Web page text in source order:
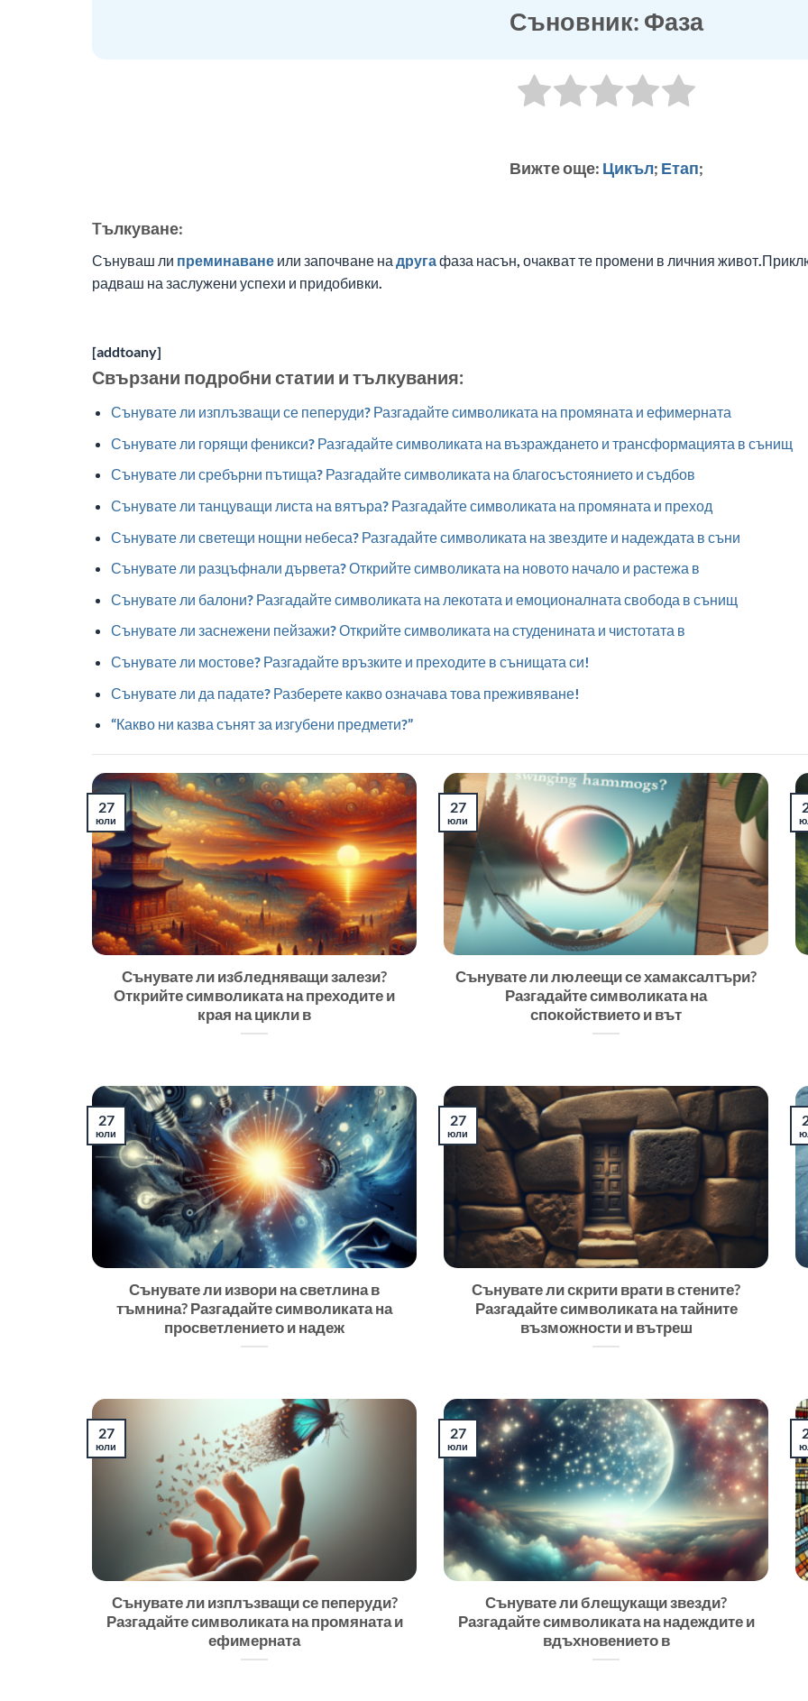
Съновник: Фаза
Вижте още: Цикъл; Етап;
Tълкуване:
Сънуваш ли преминаване или започване на другафаза насън, очакват те промени в личния
радваш на заслужени успехи и придобивки.
[addtoany]
Свързани подробни статии и тълкувания:
Сънувате ли изплъзващи се пеперуди? Разгадайте символиката на промяната и ефимерната
Сънувате ли горящи феникси? Разгадайте символиката на възраждането и трансформацията в сънищ
Сънувате ли сребърни пътища? Разгадайте символиката на благосъстоянието и съдбов
Сънувате ли танцуващи листа на вятъра? Разгадайте символиката на промяната и преход
Сънувате ли светещи нощни небеса? Разгадайте символиката на звездите и надеждата в съни
Сънувате ли разцъфнали дървета? Открийте символиката на новото начало и растежа в
Сънувате ли балони? Разгадайте символиката на лекотата и емоционалната свобода в сънищ
Сънувате ли заснежени пейзажи? Открийте символиката на студенината и чистотата в
Сънувате ли мостове? Разгадайте връзките и преходите в сънищата си!
Сънувате ли да падате? Разберете какво означава това преживяване!
“Какво ни казва сънят за изгубени предмети?”
Сънувате ли избледняващи залези?
Открийте символиката на преходите и
края на цикли в
27
юли
Сънувате ли люлеещи се хамаксалтъри?
Разгадайте символиката на
спокойствието и вът
27
юли
Сънувате ли извори на светлина в
тъмнина? Разгадайте символиката на
просветлението и надеж
27
юли
Сънувате ли скрити врати в стените?
Разгадайте символиката на тайните
възможности и вътреш
27
юли
Сънувате ли изплъзващи се пеперуди?
Разгадайте символиката на промяната и
ефимерната
27
юли
Сънувате ли блещукащи звезди?
Разгадайте символиката на надеждите и
вдъхновението в
27
юли